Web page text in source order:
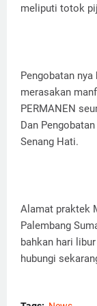
meliputi totok
Pengobatan
merasakan
PERMANEN
Dan
Senang Hati.
Alamat praktek
Palembang
bahkan hari
hubungi